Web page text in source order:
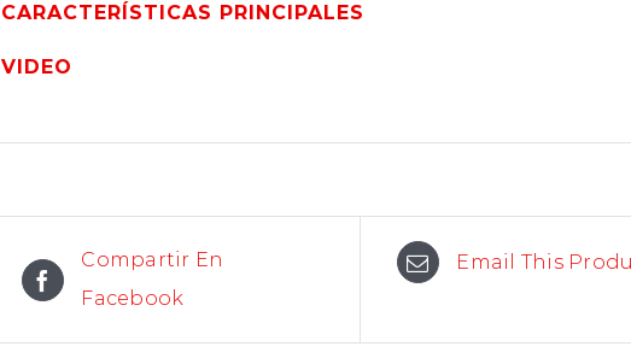
CARACTERÍSTICAS PRINCIPALES
VIDEO
Compartir En
Facebook
Email This